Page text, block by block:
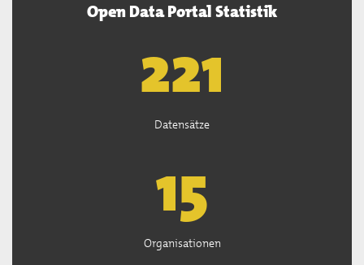
Open Data Portal Statistik
222
Datensätze
15
Organisationen